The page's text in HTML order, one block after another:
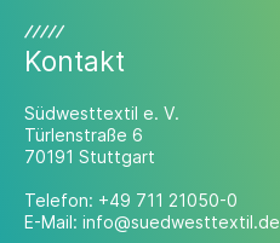
Kontakt
Südwesttextil e. V.
Türlenstraße 6
70191 Stuttgart
Telefon: +49 711 21050-0
E-Mail: info@suedwesttextil.de